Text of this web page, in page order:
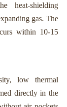
heat-shielding
gas. The
within 10-15
low thermal
directly in the